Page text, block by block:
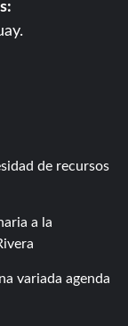
de recursos
a la
variada agenda